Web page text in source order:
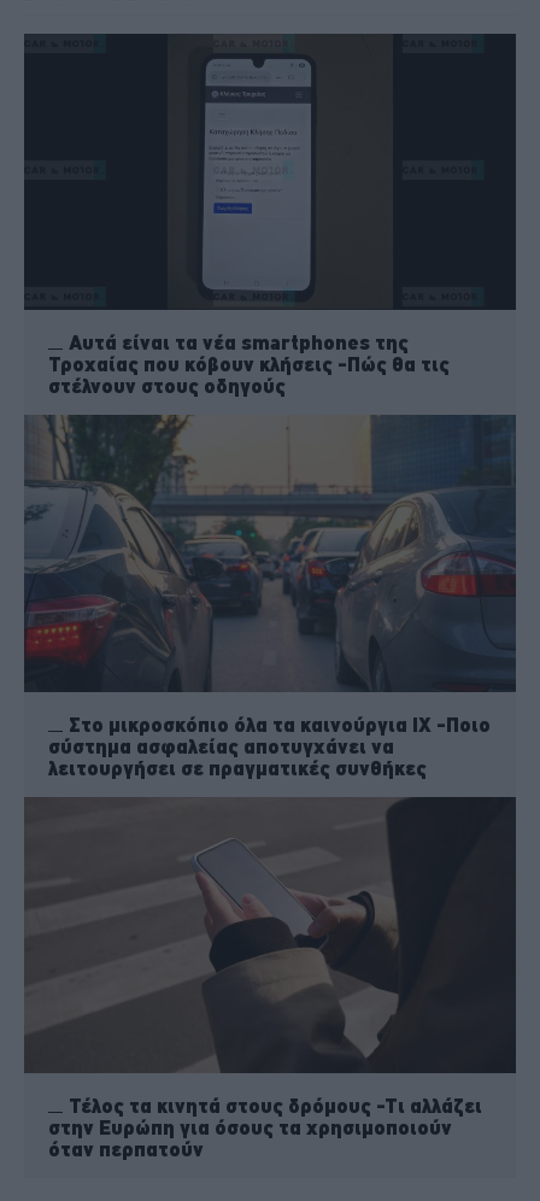
Αυτά είναι τα νέα smartphones της
Τροχαίας που κόβουν κλήσεις -Πώς θα τις
στέλνουν στους οδηγούς
Στο μικροσκόπιο όλα τα καινούργια ΙΧ -Ποιο
σύστημα ασφαλείας αποτυγχάνει να
λειτουργήσει σε πραγματικές συνθήκες
Τέλος τα κινητά στους δρόμους -Τι αλλάζει
στην Ευρώπη για όσους τα χρησιμοποιούν
όταν περπατούν